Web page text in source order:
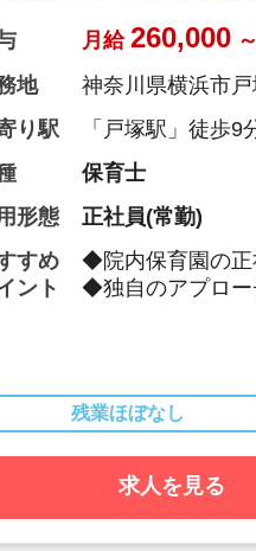
月給 260,000 ～
地
神奈川県横浜市戸
り駅
「戸塚駅」徒歩9
保育士
形態
正社員(常勤)
すめ
ント
◆院内保育園の正
◆独自のアプロー
◆現在お預かりは
事が可能です♪
◆福利厚生も充実
残業ほぼなし
求人を見る